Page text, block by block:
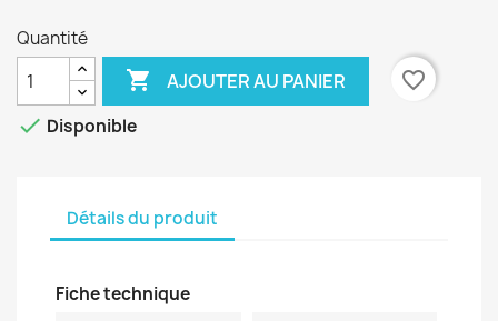
Quantité
 AJOUTER AU PANIER
favorite_border
 Disponible
Détails du produit
Fiche technique